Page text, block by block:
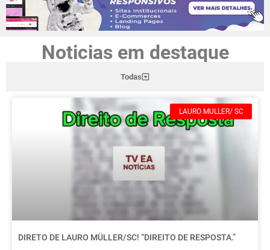
Noticias em destaque
Todas
LAURO MULLER/ SC
DIRETO DE LAURO MÜLLER/SC! “DIREITO DE RESPOSTA.”